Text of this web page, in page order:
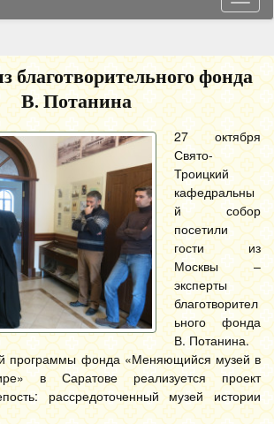
благотворительного фонда
В. Потанина
27 октября
Свято-
Троицкий
кафедральны
й собор
посетили
гости из
Москвы –
эксперты
благотворител
ьного фонда
В. Потанина.
программы фонда «Меняющийся музей в
в Саратове реализуется проект
рассредоточенный музей истории